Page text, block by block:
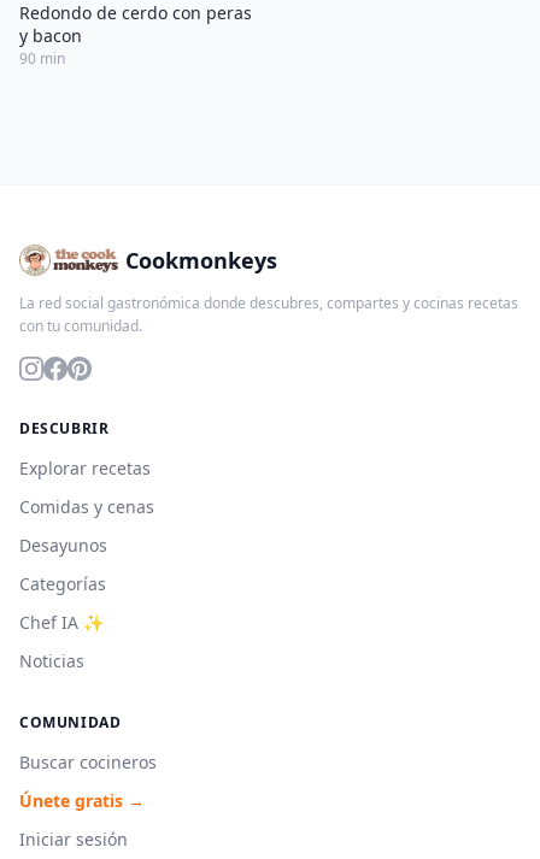
Redondo de cerdo con peras
y bacon
90 min
Cookmonkeys
La red social gastronómica donde descubres, compartes y cocinas recetas
con tu comunidad.
DESCUBRIR
Explorar recetas
Comidas y cenas
Desayunos
Categorías
Chef IA ✨
Noticias
COMUNIDAD
Buscar cocineros
Únete gratis →
Iniciar sesión